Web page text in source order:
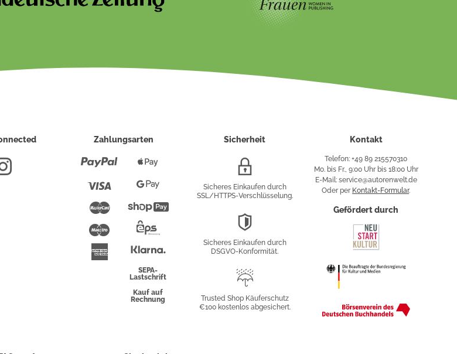
Zahlungsarten
Paypal
Mastercard
Maestro
American
Express
Pay
PayShopify
Überweisung
SEPA-
Lastschrift
Kauf auf
Rechnung
Sicherheit
Verschlüsselung
Sicheres Einkaufen durch
SSL/HTTPS-Verschlüsselung.
Sicheres Einkaufen durch
DSGVO-Konformität.
Käuferschutz
Trusted Shop Käuferschutz
€100 kostenlos abgesichert.
Kontakt
Telefon: +49 89 215570310
Mo. bis Fr., 9:00 Uhr bis 18:00 Uhr
E-Mail: service@autorenwelt.de
Oder per Kontakt-Formular.
Gefördert durch